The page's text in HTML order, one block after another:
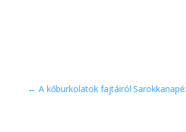
← A kőburkolatok fajtáiról